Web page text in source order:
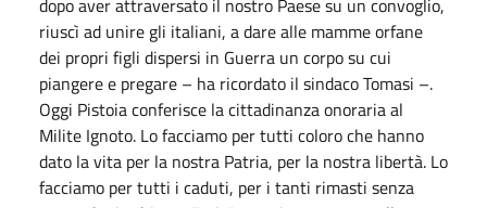
riuscì ad unire gli italiani, a dare alle mamme orfane
dei propri figli dispersi in Guerra un corpo su cui
piangere e pregare – ha ricordato il sindaco Tomasi –.
Oggi Pistoia conferisce la cittadinanza onoraria al
Milite Ignoto. Lo facciamo per tutti coloro che hanno
dato la vita per la nostra Patria, per la nostra libertà. Lo
facciamo per tutti i caduti, per i tanti rimasti senza